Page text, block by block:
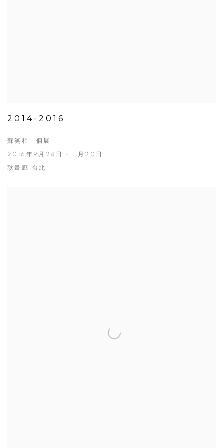
2014-2016
蘇笑柏 個展
2016年9月24日 - 11月20日
耿畫廊 台北